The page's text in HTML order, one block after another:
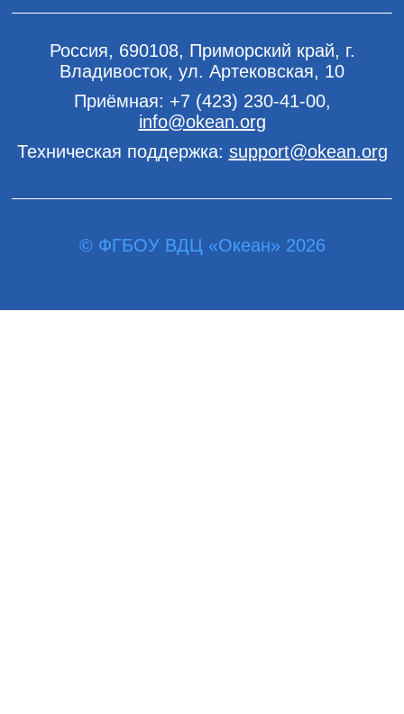
Россия, 690108, Приморский край, г.
Владивосток, ул. Артековская, 10
Приёмная: +7 (423) 230-41-00,
info@okean.org
Техническая поддержка: support@okean.org
© ФГБОУ ВДЦ «Океан» 2026